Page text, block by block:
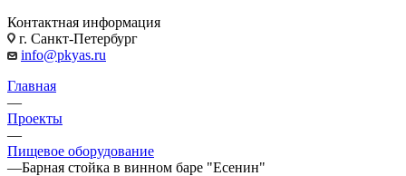
Контактная информация
г. Санкт-Петербург
info@pkyas.ru
Главная
—
Проекты
—
Пищевое оборудование
—Барная стойка в винном баре "Есенин"